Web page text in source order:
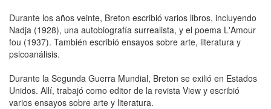
Durante los años veinte, Breton escribió varios libros, incluyendo
Nadja (1928), una autobiografía surrealista, y el poema L'Amour
fou (1937). También escribió ensayos sobre arte, literatura y
psicoanálisis.
Durante la Segunda Guerra Mundial, Breton se exilió en Estados
Unidos. Allí, trabajó como editor de la revista View y escribió
varios ensayos sobre arte y literatura.